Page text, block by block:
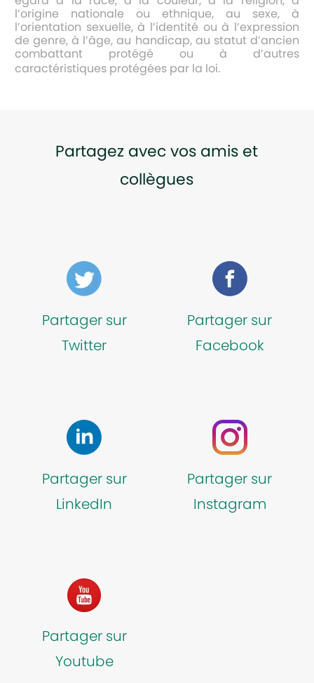
l’origine nationale ou ethnique, au sexe, à
l’orientation sexuelle, à l’identité ou à l’expression
de genre, à l’âge, au handicap, au statut d’ancien
combattant protégé ou à d’autres
caractéristiques protégées par la loi.
Partagez avec vos amis et
collègues
Partager sur
Twitter
Partager sur
Facebook
Partager sur
LinkedIn
Partager sur
Instagram
Partager sur
Youtube